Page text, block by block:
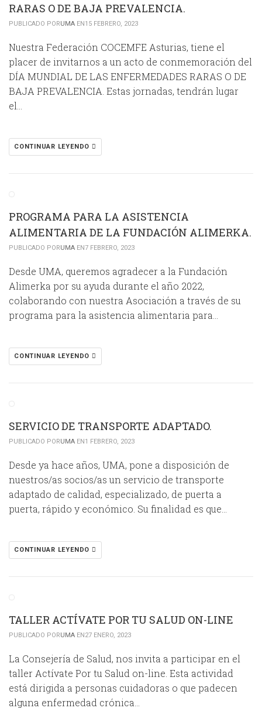
RARAS O DE BAJA PREVALENCIA.
PUBLICADO PORUMA EN15 FEBRERO, 2023
Nuestra Federación COCEMFE Asturias, tiene el
placer de invitarnos a un acto de conmemoración del
DÍA MUNDIAL DE LAS ENFERMEDADES RARAS O DE
BAJA PREVALENCIA. Estas jornadas, tendrán lugar
el…
CONTINUAR LEYENDO
PROGRAMA PARA LA ASISTENCIA
ALIMENTARIA DE LA FUNDACIÓN ALIMERKA.
PUBLICADO PORUMA EN7 FEBRERO, 2023
Desde UMA, queremos agradecer a la Fundación
Alimerka por su ayuda durante el año 2022,
colaborando con nuestra Asociación a través de su
programa para la asistencia alimentaria para…
CONTINUAR LEYENDO
SERVICIO DE TRANSPORTE ADAPTADO.
PUBLICADO PORUMA EN1 FEBRERO, 2023
Desde ya hace años, UMA, pone a disposición de
nuestros/as socios/as un servicio de transporte
adaptado de calidad, especializado, de puerta a
puerta, rápido y económico. Su finalidad es que…
CONTINUAR LEYENDO
TALLER ACTÍVATE POR TU SALUD ON-LINE
PUBLICADO PORUMA EN27 ENERO, 2023
La Consejería de Salud, nos invita a participar en el
taller Actívate Por tu Salud on-line. Esta actividad
está dirigida a personas cuidadoras o que padecen
alguna enfermedad crónica…